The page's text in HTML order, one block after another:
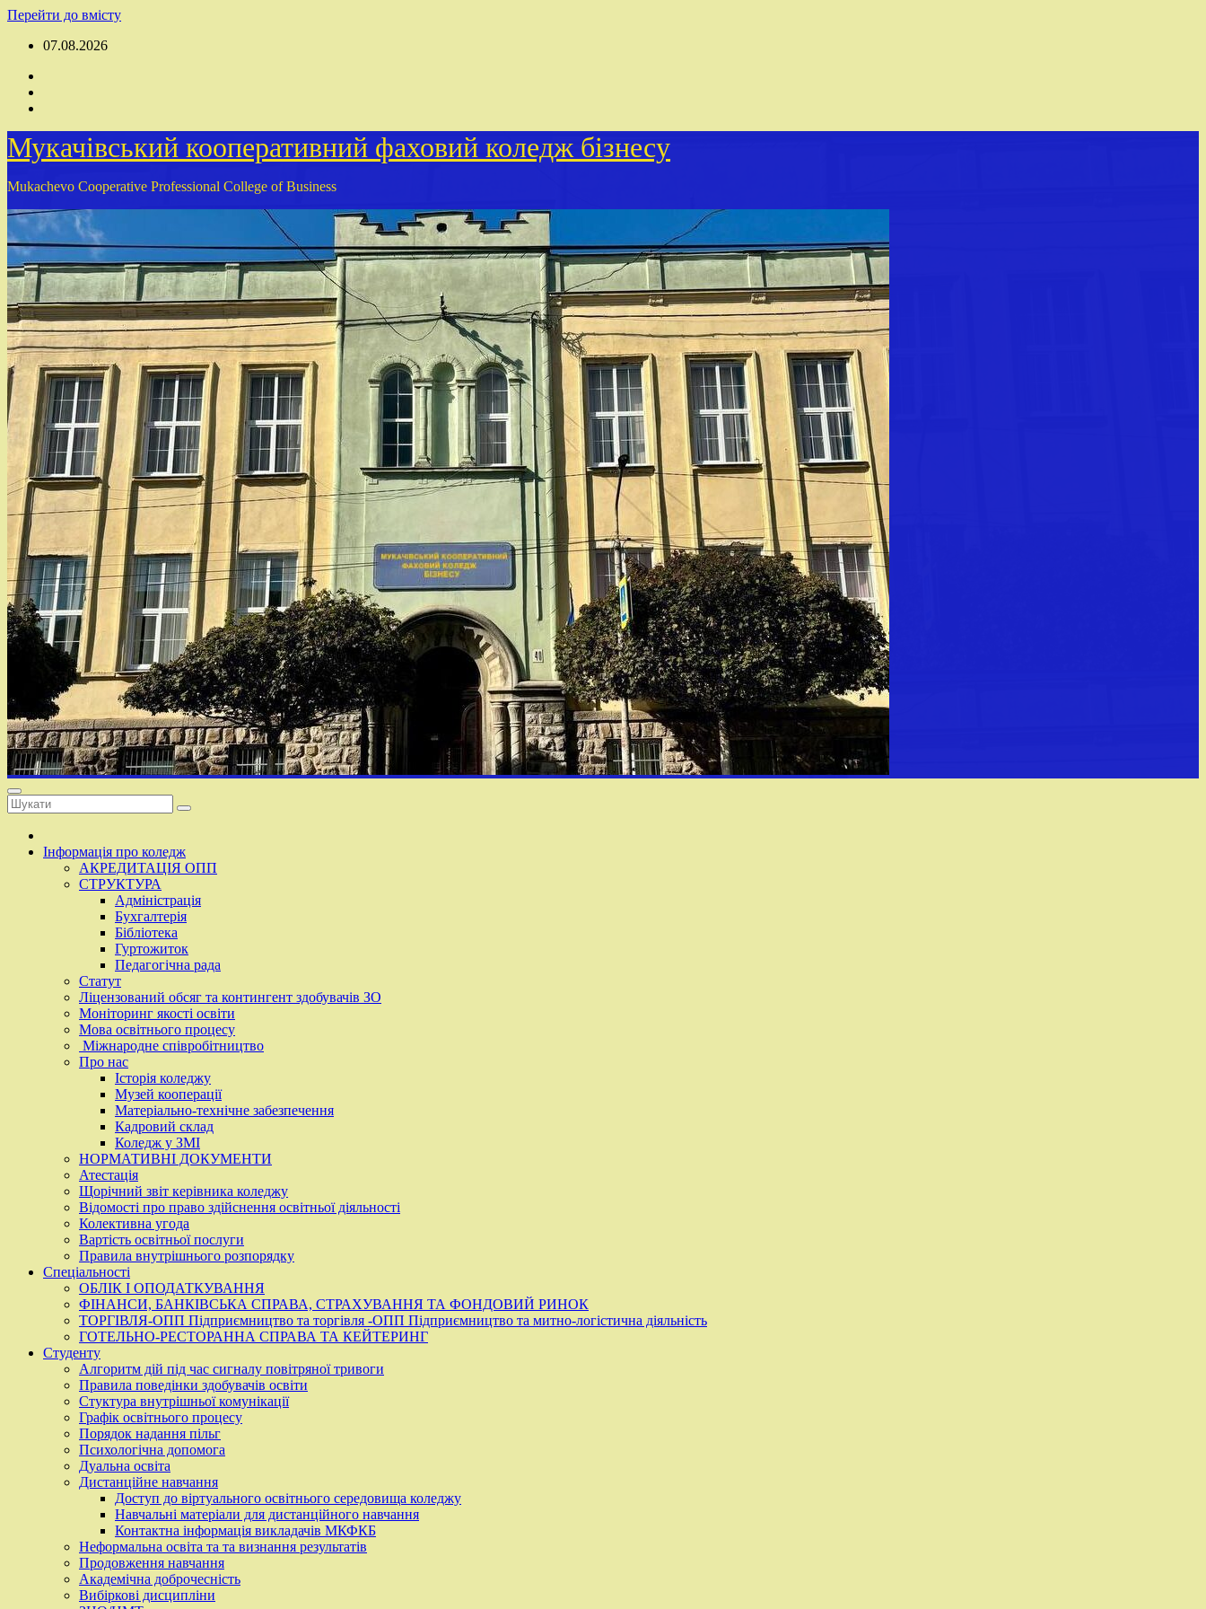
Перейти до вмісту
07.08.2026
Мукачівський кооперативний фаховий коледж бізнесу
Mukachevo Cooperative Professional College of Business
Інформація про коледж
АКРЕДИТАЦІЯ ОПП
СТРУКТУРА
Адміністрація
Бухгалтерія
Бібліотека
Гуртожиток
Педагогічна рада
Статут
Ліцензований обсяг та контингент здобувачів ЗО
Моніторинг якості освіти
Мова освітнього процесу
Міжнародне співробітництво
Про нас
Історія коледжу
Музей кооперації
Матеріально-технічне забезпечення
Кадровий склад
Коледж у ЗМІ
НОРМАТИВНІ ДОКУМЕНТИ
Атестація
Щорічний звіт керівника коледжу
Відомості про право здійснення освітньої діяльності
Колективна угода
Вартість освітньої послуги
Правила внутрішнього розпорядку
Спеціальності
ОБЛІК І ОПОДАТКУВАННЯ
ФІНАНСИ, БАНКІВСЬКА СПРАВА, СТРАХУВАННЯ ТА ФОНДОВИЙ РИНОК
ТОРГІВЛЯ-ОПП Підприємництво та торгівля -ОПП Підприємництво та митно-логістична діяльність
ГОТЕЛЬНО-РЕСТОРАННА СПРАВА ТА КЕЙТЕРИНГ
Студенту
Алгоритм дій під час сигналу повітряної тривоги
Правила поведінки здобувачів освіти
Стуктура внутрішньої комунікації
Графік освітнього процесу
Порядок надання пільг
Психологічна допомога
Дуальна освіта
Дистанційне навчання
Доступ до віртуального освітнього середовища коледжу
Навчальні матеріали для дистанційного навчання
Контактна інформація викладачів МКФКБ
Неформальна освіта та та визнання результатів
Продовження навчання
Академічна доброчесність
Вибіркові дисципліни